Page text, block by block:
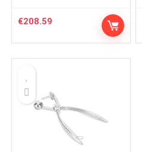
€208.59